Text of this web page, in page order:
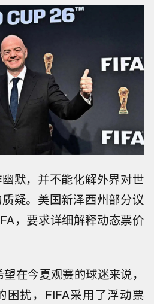
默，并不能化解外界对世
疑。美国新泽西州部分议
，要求详细解释动态票价
在今夏观赛的球迷来说，
困扰，FIFA采用了浮动票